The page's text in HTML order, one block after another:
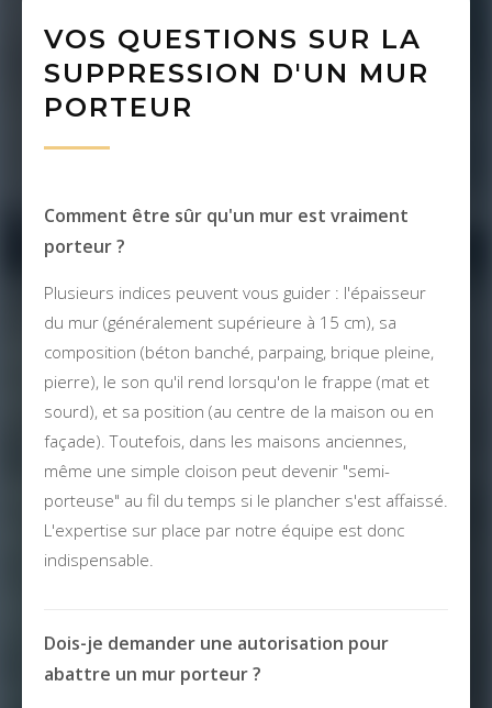
VOS QUESTIONS SUR LA
SUPPRESSION D'UN MUR
PORTEUR
Comment être sûr qu'un mur est vraiment
porteur ?
Plusieurs indices peuvent vous guider : l'épaisseur
du mur (généralement supérieure à 15 cm), sa
composition (béton banché, parpaing, brique pleine,
pierre), le son qu'il rend lorsqu'on le frappe (mat et
sourd), et sa position (au centre de la maison ou en
façade). Toutefois, dans les maisons anciennes,
même une simple cloison peut devenir "semi-
porteuse" au fil du temps si le plancher s'est affaissé.
L'expertise sur place par notre équipe est donc
indispensable.
Dois-je demander une autorisation pour
abattre un mur porteur ?